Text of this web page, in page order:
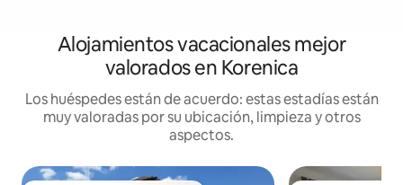
Alojamientos vacacionales mejor
valorados en Korenica
Los huéspedes están de acuerdo: estas estadías están
muy valoradas por su ubicación, limpieza y otros
aspectos.